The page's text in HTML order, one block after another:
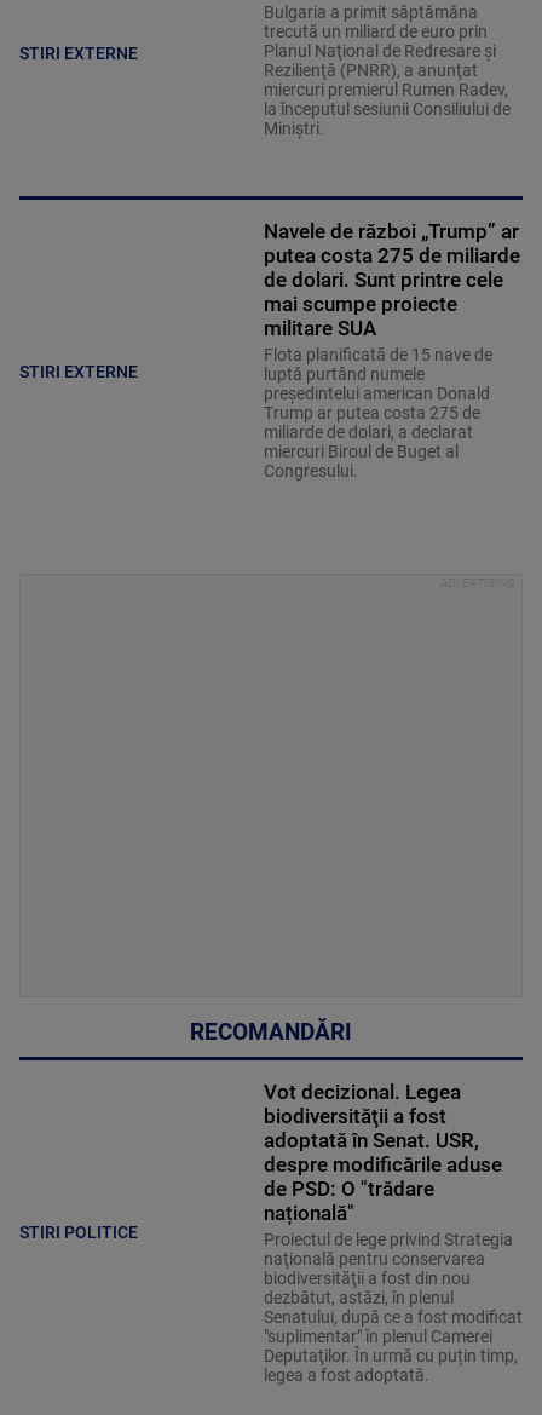
STIRI EXTERNE
Bulgaria a primit săptămâna
trecută un miliard de euro prin
Planul Naţional de Redresare şi
Rezilienţă (PNRR), a anunţat
miercuri premierul Rumen Radev,
la începutul sesiunii Consiliului de
Miniştri.
STIRI EXTERNE
Navele de război „Trump” ar
putea costa 275 de miliarde
de dolari. Sunt printre cele
mai scumpe proiecte
militare SUA
Flota planificată de 15 nave de
luptă purtând numele
preşedintelui american Donald
Trump ar putea costa 275 de
miliarde de dolari, a declarat
miercuri Biroul de Buget al
Congresului.
RECOMANDĂRI
STIRI POLITICE
Vot decizional. Legea
biodiversităţii a fost
adoptată în Senat. USR,
despre modificările aduse
de PSD: O "trădare
națională"
Proiectul de lege privind Strategia
naţională pentru conservarea
biodiversităţii a fost din nou
dezbătut, astăzi, în plenul
Senatului, după ce a fost modificat
"suplimentar" în plenul Camerei
Deputaţilor. În urmă cu puțin timp,
legea a fost adoptată.